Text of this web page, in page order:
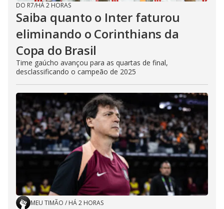
DO R7/HÁ 2 HORAS
Saiba quanto o Inter faturou
eliminando o Corinthians da
Copa do Brasil
Time gaúcho avançou para as quartas de final,
desclassificando o campeão de 2025
MEU TIMÃO / HÁ 2 HORAS